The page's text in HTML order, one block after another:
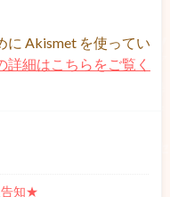
に Akismet を使ってい
細はこちらをご覧く
告知★